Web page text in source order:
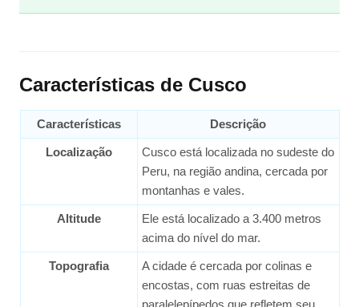
Características de Cusco
Características Descrição
Localização
Cusco está localizada no sudeste do
Peru, na região andina, cercada por
montanhas e vales.
Altitude
Ele está localizado a 3.400 metros
acima do nível do mar.
Topografia
A cidade é cercada por colinas e
encostas, com ruas estreitas de